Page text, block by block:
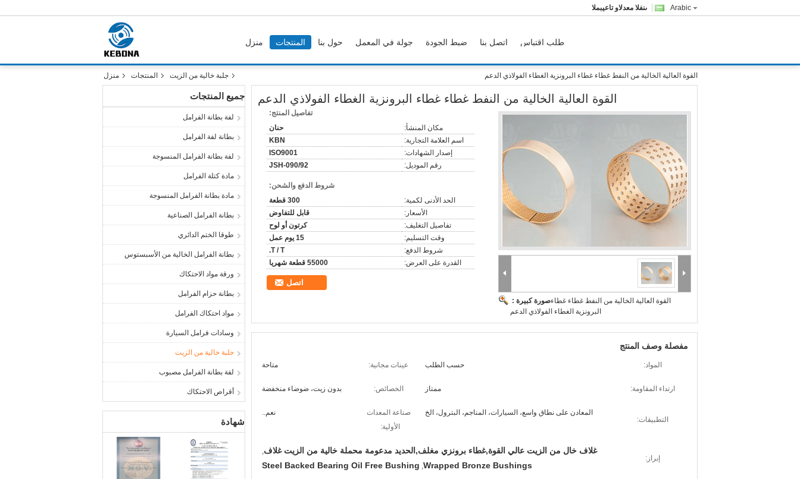
Arabic المبيعات والدعم الفنى
منزل المنتجات حول بنا جولة في المعمل ضبط الجودة اتصل بنا طلب اقتباس
منزل المنتجات جلبة خالية من الزيت القوة العالية الخالية من النفط غطاء غطاء البرونزية الغطاء الفولاذي الدعم
جميع المنتجات
لفة بطانة الفرامل
بطانة لفة الفرامل
لفة بطانة الفرامل المنسوجة
مادة كتلة الفرامل
مادة بطانة الفرامل المنسوجة
بطانة الفرامل الصناعية
طوقا الختم الدائري
بطانة الفرامل الخالية من الأسبستوس
ورقة مواد الاحتكاك
بطانة حزام الفرامل
مواد احتكاك الفرامل
وسادات فرامل السيارة
جلبة خالية من الزيت
لفة بطانة الفرامل مصبوب
أقراص الاحتكاك
شهادة
القوة العالية الخالية من النفط غطاء غطاء البرونزية الغطاء الفولاذي الدعم
صورة كبيرة :القوة العالية الخالية من النفط غطاء غطاء
البرونزية الغطاء الفولاذي الدعم
تفاصيل المنتج:
مكان المنشأ:
حنان
اسم العلامة التجارية:
KBN
إصدار الشهادات:
ISO9001
رقم الموديل:
JSH-090/92
شروط الدفع والشحن:
الحد الأدنى لكمية:
300 قطعة
الأسعار:
قابل للتفاوض
تفاصيل التغليف:
كرتون أو لوح
وقت التسليم:
15 يوم عمل
شروط الدفع:
T / T.
القدرة على العرض:
55000 قطعة شهريا
اتصل
مفصلة وصف المنتج
المواد: حسب الطلب عينات مجانية: متاحة
ارتداء المقاومة: ممتاز الخصائص: بدون زيت، ضوضاء منخفضة
التطبيقات:
المعادن على نطاق واسع، السيارات، المناجم، البترول، الخ
صناعة المعدات
الأولية:
نعم..
إبراز:
غلاف خال من الزيت عالي القوة,غطاء برونزي مغلف,الحديد مدعومة محملة خالية من الزيت غلاف,
Wrapped Bronze Bushings
,
Steel Backed Bearing Oil Free Bushing